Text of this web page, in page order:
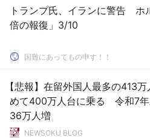
トランプ氏、イランに警告 ホ
倍の報復」3/10
国難にあってもの申す！！
【悲報】在留外国人最多の413
めて400万人台に乗る 令和7
36万人増
NEWSOKU BLOG